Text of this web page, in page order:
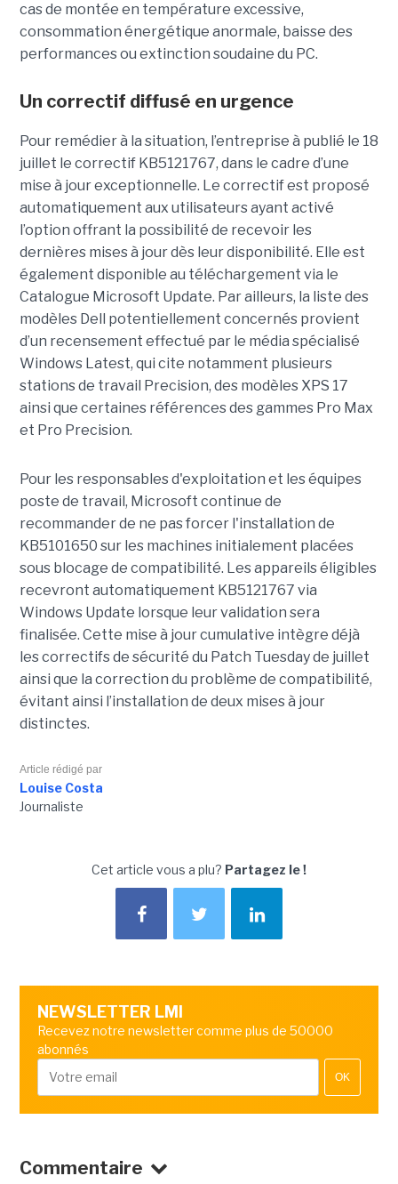
cas de montée en température excessive,
consommation énergétique anormale, baisse des
performances ou extinction soudaine du PC.
Un correctif diffusé en urgence
Pour remédier à la situation, l’entreprise à publié le 18
juillet le correctif KB5121767, dans le cadre d’une
mise à jour exceptionnelle. Le correctif est proposé
automatiquement aux utilisateurs ayant activé
l’option offrant la possibilité de recevoir les
dernières mises à jour dès leur disponibilité. Elle est
également disponible au téléchargement via le
Catalogue Microsoft Update. Par ailleurs, la liste des
modèles Dell potentiellement concernés provient
d’un recensement effectué par le média spécialisé
Windows Latest, qui cite notamment plusieurs
stations de travail Precision, des modèles XPS 17
ainsi que certaines références des gammes Pro Max
et Pro Precision.
Pour les responsables d'exploitation et les équipes
poste de travail, Microsoft continue de
recommander de ne pas forcer l'installation de
KB5101650 sur les machines initialement placées
sous blocage de compatibilité. Les appareils éligibles
recevront automatiquement KB5121767 via
Windows Update lorsque leur validation sera
finalisée. Cette mise à jour cumulative intègre déjà
les correctifs de sécurité du Patch Tuesday de juillet
ainsi que la correction du problème de compatibilité,
évitant ainsi l’installation de deux mises à jour
distinctes.
Article rédigé par
Louise Costa
Journaliste
Cet article vous a plu? Partagez le !
NEWSLETTER LMI
Recevez notre newsletter comme plus de 50000
abonnés
OK
Commentaire